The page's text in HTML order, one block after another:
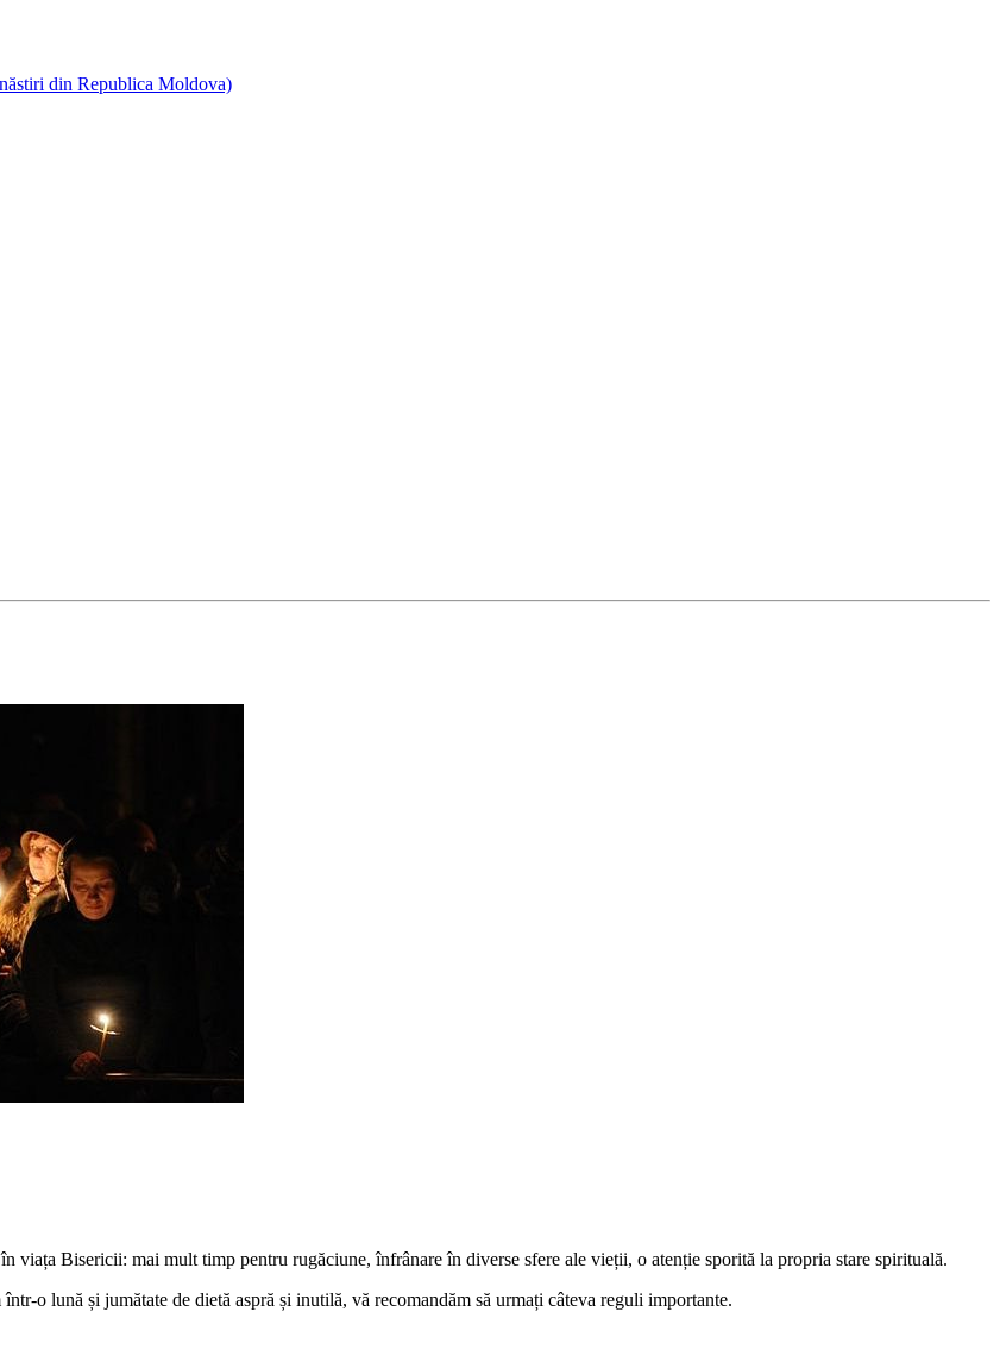
din Republica Moldova)
viața Bisericii: mai mult timp pentru rugăciune, înfrânare în diverse sfere ale vieții, o atenție sporită la propria stare spirituală.
o lună și jumătate de dietă aspră și inutilă, vă recomandăm să urmați câteva reguli importante.